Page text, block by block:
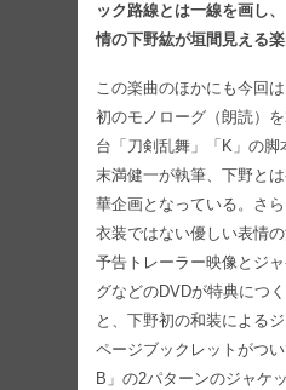
ック路線とは一線を画し
情の下野紘が垣間見える楽
この楽曲のほかにも今回は
初のモノローグ（朗読）
台「刀剣乱舞」「K」の脚
末満健一が執筆、下野と
華企画となっている。さ
衣装ではない優しい表情
予告トレーラー映像とジ
グなどのDVDが特典につ
と、下野初の和装による
ページブックレットがつ
B」の2パターンのジャケ